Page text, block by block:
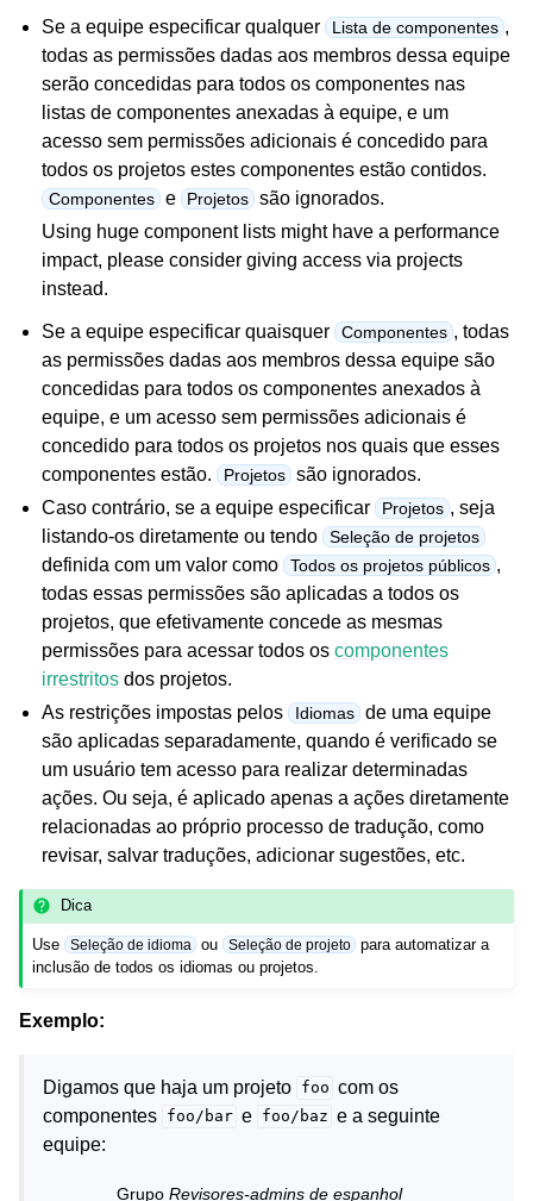
Se a equipe especificar qualquer Lista de componentes ,
todas as permissões dadas aos membros dessa equipe
serão concedidas para todos os componentes nas
listas de componentes anexadas à equipe, e um
acesso sem permissões adicionais é concedido para
todos os projetos estes componentes estão contidos.
Componentes e Projetos são ignorados.
Using huge component lists might have a performance
impact, please consider giving access via projects
instead.
Se a equipe especificar quaisquer Componentes , todas
as permissões dadas aos membros dessa equipe são
concedidas para todos os componentes anexados à
equipe, e um acesso sem permissões adicionais é
concedido para todos os projetos nos quais que esses
componentes estão. Projetos são ignorados.
Caso contrário, se a equipe especificar Projetos , seja
listando-os diretamente ou tendo Seleção de projetos
definida com um valor como Todos os projetos públicos ,
todas essas permissões são aplicadas a todos os
projetos, que efetivamente concede as mesmas
permissões para acessar todos oscomponentes
irrestritos dos projetos.
As restrições impostas pelos Idiomas de uma equipe
são aplicadas separadamente, quando é verificado se
um usuário tem acesso para realizar determinadas
ações. Ou seja, é aplicado apenas a ações diretamente
relacionadas ao próprio processo de tradução, como
revisar, salvar traduções, adicionar sugestões, etc.
Dica
Use Seleção de idioma ou Seleção de projeto
para automatizar a
inclusão de todos os idiomas ou projetos.
Exemplo:
Digamos que haja um projeto foo com os
componentes foo/bar e foo/baz e a seguinte
equipe:
Grupo Revisores-admins de espanhol